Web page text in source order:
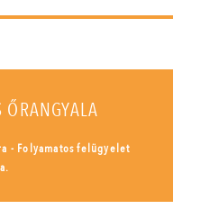
- Folyamatos felügyelet